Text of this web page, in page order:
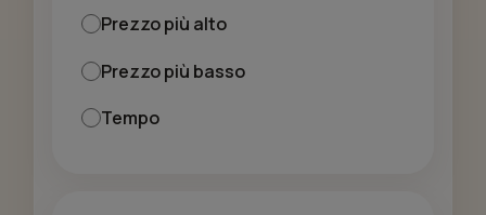
Prezzo più alto
Prezzo più basso
Tempo